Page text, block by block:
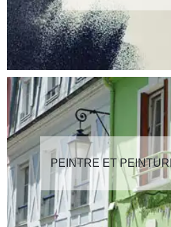
PEINTRE ET